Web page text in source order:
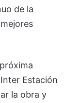
de la
Estación
la obra y